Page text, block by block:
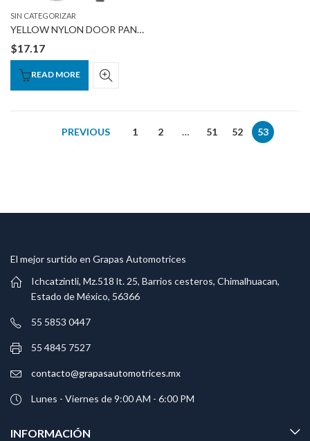
SIN CATEGORIZAR
YELLOW NYLON DOOR PANEL NUT W/SEALER
$17.17
READ MORE
PREVIOUS 1 2 … 51 52 53
El mejor surtido en Grapas Automotrices
Ichcatzintli, Mz.518 lt. 25, Barrios cesteros, Chimalhuacan,
Estado de México, 56366
55 5853 0447
55 4845 7527
contacto@grapasautomotrices.mx
Lunes - Viernes de 9:00 AM - 6:00 PM
INFORMACIÓN